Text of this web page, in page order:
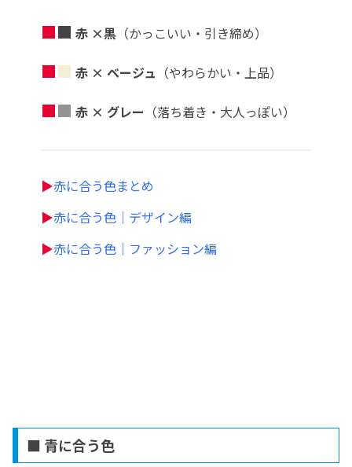
■■ 赤 ×黒 （かっこいい・引き締め）
■■ 赤 × ベージュ （やわらかい・上品）
■■ 赤 × グレー （落ち着き・大人っぽい）
▶赤に合う色まとめ
▶赤に合う色｜デザイン編
▶赤に合う色｜ファッション編
■ 青に合う色